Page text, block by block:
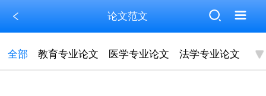
论文范文
全部 教育专业论文 医学专业论文 法学专业论文